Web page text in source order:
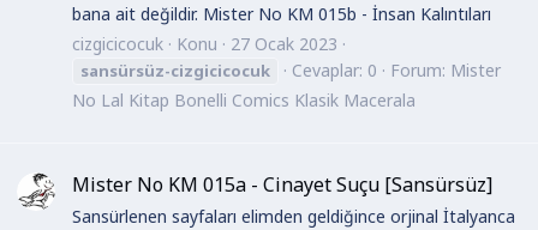
bana ait değildir. Mister No KM 015b - İnsan Kalıntıları
cizgicicocuk
Konu 27 Ocak 2023
sansürsüz-cizgicicocuk Cevaplar: 0 Forum: Mister
No Lal Kitap Bonelli Comics Klasik Macerala
Mister No KM 015a - Cinayet Suçu [Sansürsüz]
Sansürlenen sayfaları elimden geldiğince orjinal İtalyanca